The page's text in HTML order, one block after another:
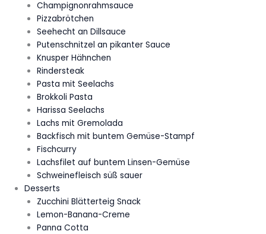
Champignonrahmsauce
Pizzabrötchen
Seehecht an Dillsauce
Putenschnitzel an pikanter Sauce
Knusper Hähnchen
Rindersteak
Pasta mit Seelachs
Brokkoli Pasta
Harissa Seelachs
Lachs mit Gremolada
Backfisch mit buntem Gemüse-Stampf
Fischcurry
Lachsfilet auf buntem Linsen-Gemüse
Schweinefleisch süß sauer
Desserts
Zucchini Blätterteig Snack
Lemon-Banana-Creme
Panna Cotta